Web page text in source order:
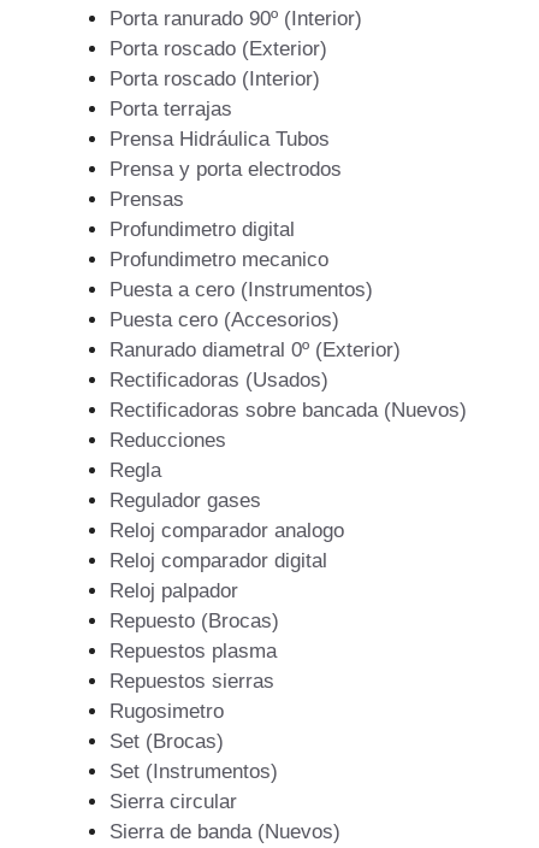
Porta ranurado 90º (Interior)
Porta roscado (Exterior)
Porta roscado (Interior)
Porta terrajas
Prensa Hidráulica Tubos
Prensa y porta electrodos
Prensas
Profundimetro digital
Profundimetro mecanico
Puesta a cero (Instrumentos)
Puesta cero (Accesorios)
Ranurado diametral 0º (Exterior)
Rectificadoras (Usados)
Rectificadoras sobre bancada (Nuevos)
Reducciones
Regla
Regulador gases
Reloj comparador analogo
Reloj comparador digital
Reloj palpador
Repuesto (Brocas)
Repuestos plasma
Repuestos sierras
Rugosimetro
Set (Brocas)
Set (Instrumentos)
Sierra circular
Sierra de banda (Nuevos)